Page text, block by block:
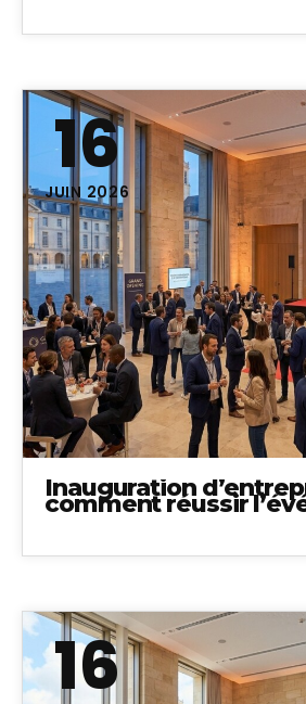
16
JUIN 2026
Inauguration
comment réussir
16